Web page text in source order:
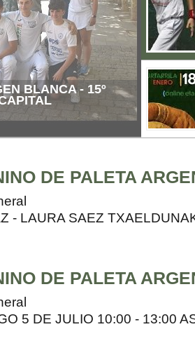
DE PALETA
- LAURA SAEZ
DE PALETA
5 DE JULIO 10:00 - 13:00